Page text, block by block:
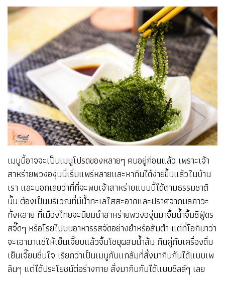
เมนูนี้อาจจะเป็นเมนูโปรดของหลายๆ คนอยู่ก่อนแล้ว เพราะเจ้า
สาหร่ายพวงองุ่นนี่เริ่มแพร่หลายและหากินได้ง่ายขึ้นแล้วในบ้าน
เรา และบอกเลยว่าที่ที่จะพบเจ้าสาหร่ายแบบนี้ได้ตามธรรมชาติ
นั้น ต้องเป็นบริเวณที่มีน้ำทะเลใสสะอาดและปราศจากมลภาวะ
ทั้งหลาย ที่เมืองไทยจะนิยมนำสาหร่ายพวงองุ่นมาจิ้มน้ำจิ้มซีฟู้ดร
สจี๊ดๆ หรือโรยไปบนอาหารรสจัดอย่างยำหรือส้มตำ แต่ที่โอกินาว่า
จะเอามาแช่ให้เย็นเจี๊ยบแล้วจิ้มโชยุผสมน้ำส้ม กินคู่กับเครื่องดื่ม
เย็นเจี๊ยบชื่นใจ เรียกว่าเป็นเมนูกับแกล้มที่สั่งมากินกันได้แบบเพ
ลินๆ แต่ได้ประโยชน์ต่อร่างกาย สั่งมากินกันได้แบบชิลล์ๆ เลย